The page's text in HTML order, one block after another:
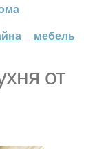
мебель
от